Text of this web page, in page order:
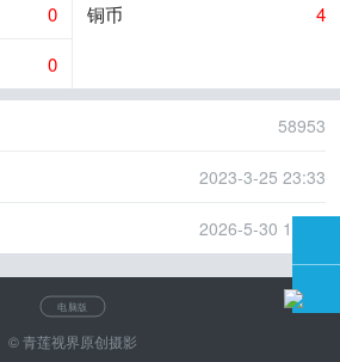
0
4
铜币
0
58953
2023-3-25 23:33
2026-5-30 13:20
电脑版
© 青莲视界原创摄影